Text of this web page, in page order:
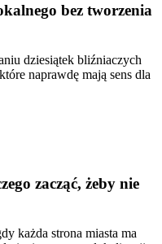
bez tworzenia
dziesiątek bliźniaczych
naprawdę mają sens dla
zacząć, żeby nie
każda strona miasta ma